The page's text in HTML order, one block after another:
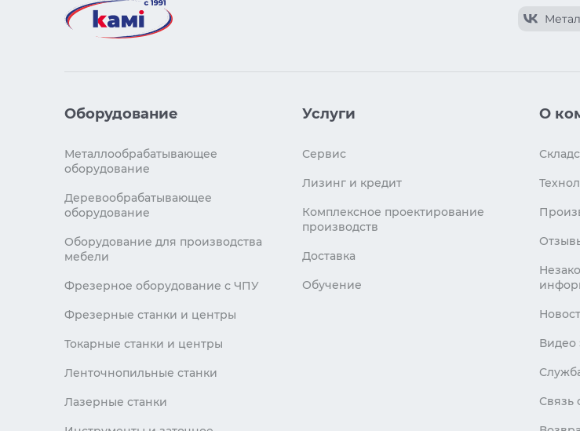
Оборудование
Металлообрабатывающее
оборудование
Деревообрабатывающее
оборудование
Оборудование для производства
мебели
Фрезерное оборудование с ЧПУ
Фрезерные станки и центры
Токарные станки и центры
Ленточнопильные станки
Лазерные станки
Услуги
Сервис
Лизинг и кредит
Комплексное проектирование
производств
Доставка
Обучение
О
Видео
Связь